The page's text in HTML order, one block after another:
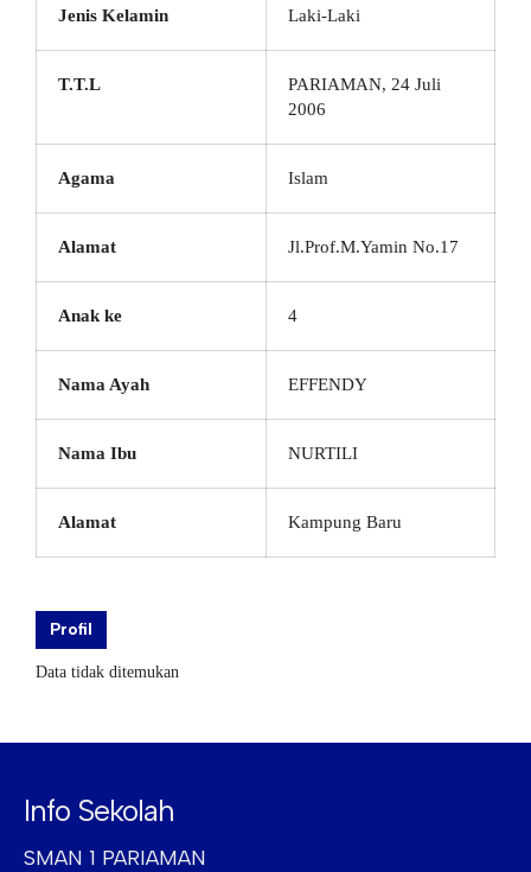
Jenis Kelamin Laki-Laki
T.T.L
PARIAMAN, 24 Juli
2006
Agama Islam
Alamat Jl.Prof.M.Yamin No.17
Anak ke 4
Nama Ayah EFFENDY
Nama Ibu NURTILI
Alamat Kampung Baru
Profil
Data tidak ditemukan
Info Sekolah
SMAN 1 PARIAMAN